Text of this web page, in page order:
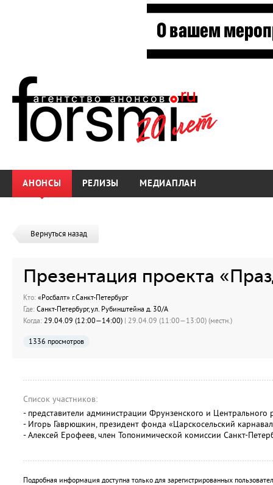
АНОНСЫ РЕЛИЗЫ МЕДИАПЛАН
Вернуться назад
Презентация проекта
Кто: «Росбалт» г.Санкт-Петербург
Где: Санкт-Петербург, ул. Рубинштейна д. 30/А
Когда: 29.04.09 (12:00—14:00) | 29.04.09 (11:00—13:00) (местн.)
1336 просмотров
Список участников:
- представители администрации Фрунзенского и Центрального
- Игорь Гаврюшкин, президент фонда «Царскосельский
- Алексей Ерофеев, член Топонимической комиссии Санкт-
Подробная информация доступна только для зарегистрированных